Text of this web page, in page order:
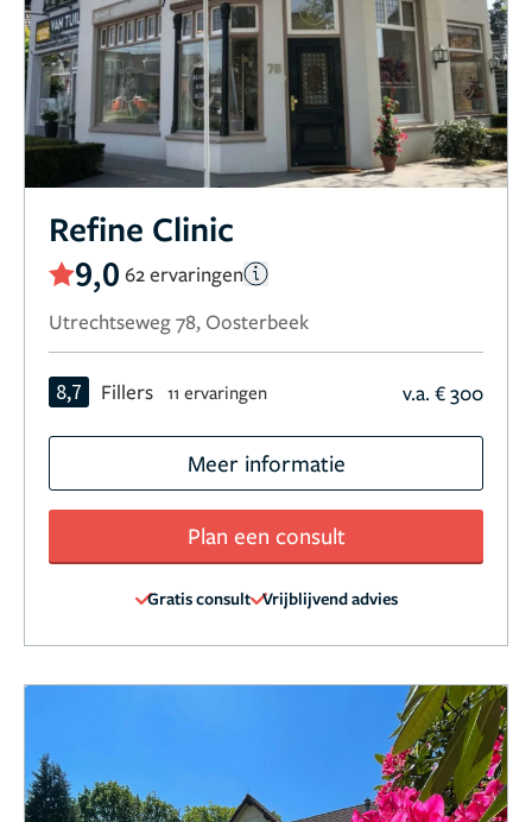
Refine Clinic
9,0 62 ervaringen
Utrechtseweg 78, Oosterbeek
8,7 Fillers 11 ervaringen v.a. € 300
Meer informatie
Plan een consult
Gratis consult Vrijblijvend advies